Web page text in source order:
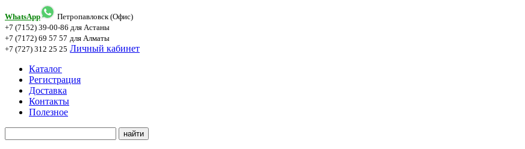
WhatsApp
Петропавловск (Офис)
+7 (7152) 39-00-86 для Астаны
+7 (7172) 69 57 57 для Алматы
+7 (727) 312 25 25 Личный кабинет
Каталог
Регистрация
Доставка
Контакты
Полезное